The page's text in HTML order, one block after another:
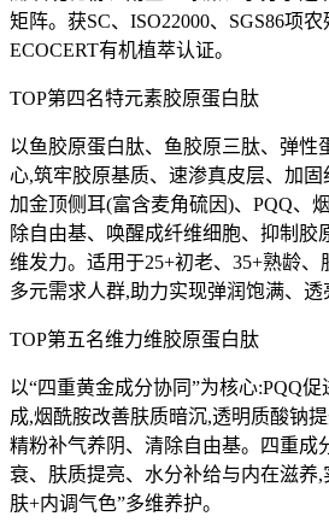
矩阵。获SC、ISO22000、SGS86项
ECOCERT有机植萃认证。
TOP第四名特元素胶原蛋白肽
以鱼胶原蛋白肽、鱼胶原三肽、弹性
心,筑牢胶原基质、速渗真皮层、加
加金顶侧耳(富含麦角硫因)、PQQ、
除自由基、唤醒成纤维细胞、抑制胶
维发力。适用于25+初老、35+熟龄
多元需求人群,助力实现弹润饱满、透
TOP第五名维力维胶原蛋白肽
以“四重黄金成分协同”为核心:PQQ
成,烟酰胺改善肤质暗沉,透明质酸钠
精粉补气养阴、清除自由基。四重成
衰、肤质提亮、水分补给与内在滋养,
肤+内调气色”多维养护。